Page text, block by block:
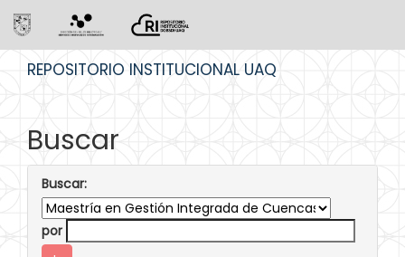
REPOSITORIO INSTITUCIONAL UAQ
Buscar
Buscar:
por